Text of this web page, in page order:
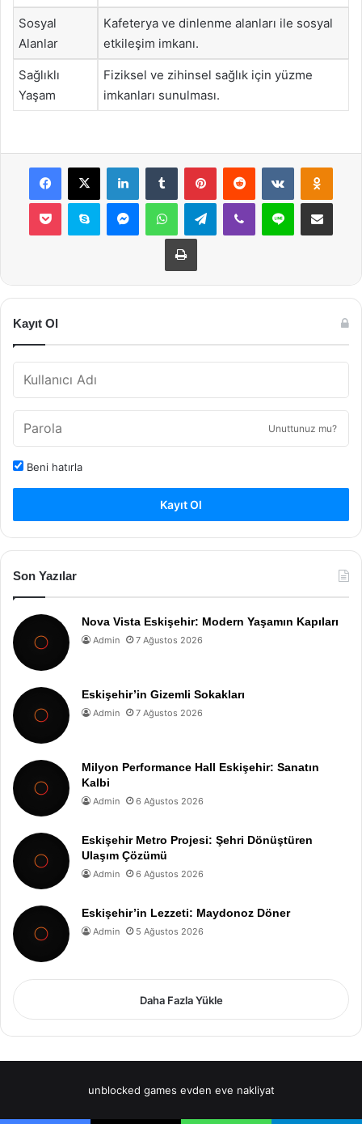
Sosyal
Alanlar
Kafeterya ve dinlenme alanları ile sosyal
etkileşim imkanı.
Sağlıklı
Yaşam
Fiziksel ve zihinsel sağlık için yüzme
imkanları sunulması.
Facebook
X LinkedInTumblr PinterestReddit VKontakte
Pocket Skype MessengerWhatsAppTelegramViber Line E-Posta ile
Yazdır
Kayıt Ol
Unuttunuz mu?
Beni hatırla
Kayıt Ol
Son Yazılar
Nova Vista Eskişehir: Modern Yaşamın Kapıları
Admin 7 Ağustos 2026
Eskişehir’in Gizemli Sokakları
Admin 7 Ağustos 2026
Milyon Performance Hall Eskişehir: Sanatın
Kalbi
Admin 6 Ağustos 2026
Eskişehir Metro Projesi: Şehri Dönüştüren
Ulaşım Çözümü
Admin 6 Ağustos 2026
Eskişehir’in Lezzeti: Maydonoz Döner
Admin 5 Ağustos 2026
Daha Fazla Yükle
unblocked games evden eve nakliyat